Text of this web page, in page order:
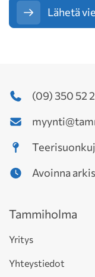
Lähetä
(09) 350 52
Avoinna
Tammiholma
Yritys
Yhteystiedot